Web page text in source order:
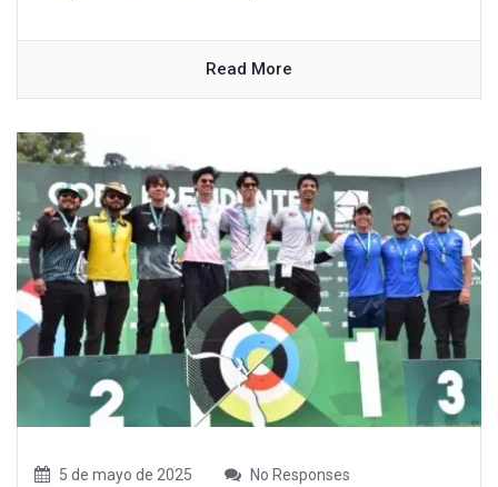
Read More
5 de mayo de 2025 No Responses